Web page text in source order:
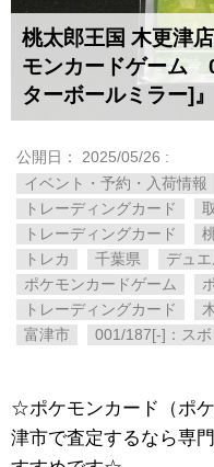
桃太郎王国 木更津
モンカードゲーム
ターボールミラー]』
公開日： 2025/05/26 :
イベント・予約・入荷情報
トレーディングカード
トレーディングカード
トレカ
千葉県 デュ
ポケモンカードゲーム
トレーディングカード
富津市
001/187[-]：ス
☆ポケモンカード（ポ
津市で査定するなら専